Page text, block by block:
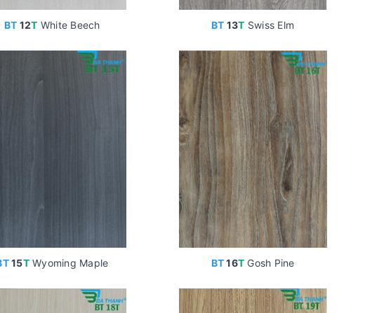
BT 12T White Beech BT 13T Swiss Elm
15TWyoming Maple BT16T Gosh Pine